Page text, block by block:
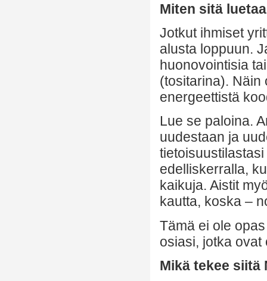
Miten sitä
Jotkut ihmiset
alusta loppuun.
huonovointisia
(tositarina). Näin
energeettistä
Lue se paloina.
uudestaan ja
edelliskerralla,
kaikuja. Aistit
kautta, koska –
Tämä ei ole
osiasi, jotka
Mikä tekee siitä